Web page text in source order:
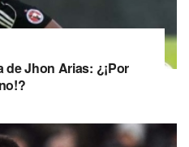
de Jhon Arias: ¿¡Por